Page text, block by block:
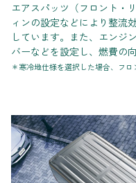
エアスパッツ（フロント・リ
ィンの設定などにより整流
しています。また、エンジ
バーなどを設定し、燃費の
＊寒冷地仕様を選択した場合、フロ